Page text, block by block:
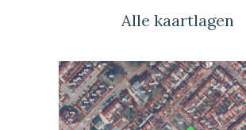
Alle kaartlagen